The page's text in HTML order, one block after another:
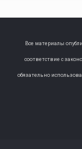
Все материалы
соответствие с
обязательно